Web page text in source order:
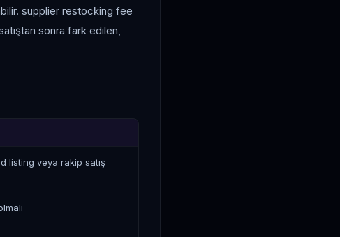
supplier restocking fee
sonra fark edilen,
listing veya rakip satış